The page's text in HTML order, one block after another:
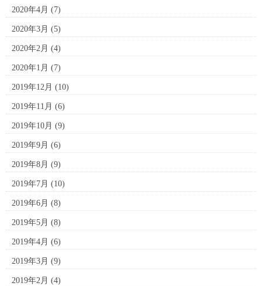
2020年4月 (7)
2020年3月 (5)
2020年2月 (4)
2020年1月 (7)
2019年12月 (10)
2019年11月 (6)
2019年10月 (9)
2019年9月 (6)
2019年8月 (9)
2019年7月 (10)
2019年6月 (8)
2019年5月 (8)
2019年4月 (6)
2019年3月 (9)
2019年2月 (4)